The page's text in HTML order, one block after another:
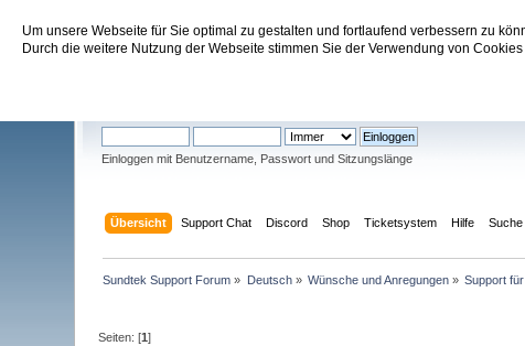
Um unsere Webseite für Sie optimal zu gestalten und fortlaufend verbessern zu
Durch die weitere Nutzung der Webseite stimmen Sie der Verwendung von
Sundtek Support Forum
Einloggen mit Benutzername, Passwort und Sitzungslänge
Übersicht Support Chat Discord Shop Ticketsystem Hilfe Suche
Sundtek Support Forum » Deutsch» Wünsche und Anregungen » Support
Seiten: [1]